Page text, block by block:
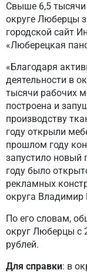
Свыше 6,5 тысячи
округе Люберцы
городской сайт
«Люберецкая
«Благодаря
деятельности в
тысячи рабочих
построена и
производству
году открыли
прошлом году
запустило новый
году было
рекламных
округа Владимир
По его словам,
округ Люберцы с
рублей.
Для справки: в